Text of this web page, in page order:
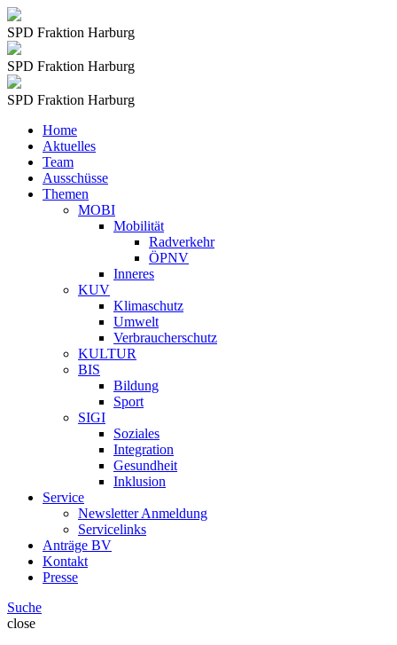
SPD Fraktion Harburg
SPD Fraktion Harburg
SPD Fraktion Harburg
Home
Aktuelles
Team
Ausschüsse
Themen
MOBI
Mobilität
Radverkehr
ÖPNV
Inneres
KUV
Klimaschutz
Umwelt
Verbraucherschutz
KULTUR
BIS
Bildung
Sport
SIGI
Soziales
Integration
Gesundheit
Inklusion
Service
Newsletter Anmeldung
Servicelinks
Anträge BV
Kontakt
Presse
Suche
close